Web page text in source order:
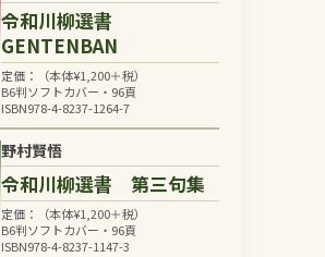
令和川柳選書
GENTENBAN
定価：（本体¥1,200＋税）
B6判ソフトカバー・96頁
ISBN978-4-8237-1264-7
野村賢悟
令和川柳選書 第三句集
定価：（本体¥1,200＋税）
B6判ソフトカバー・96頁
ISBN978-4-8237-1147-3